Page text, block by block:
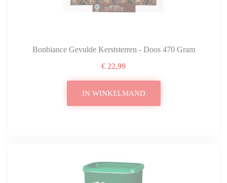
Bonbiance Gevulde Kerststerren - Doos 470 Gram
€ 22,99
IN WINKELMAND